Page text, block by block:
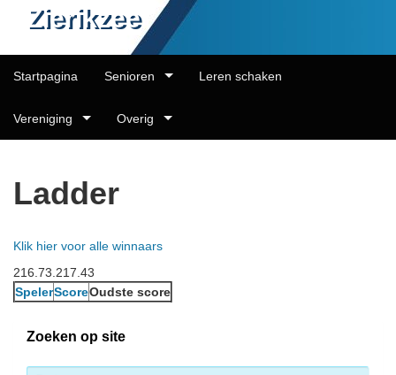
Zierikzee
Startpagina Senioren Leren schaken
Vereniging Overig
Ladder
Klik hier voor alle winnaars
216.73.217.43
SpelerScoreOudste score
Zoeken op site